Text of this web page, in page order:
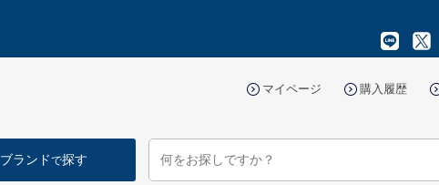
マイページ 購入履歴
ブランドで探す